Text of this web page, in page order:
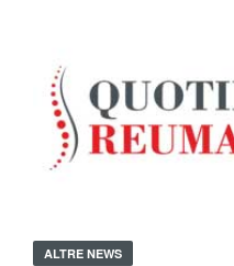
ALTRE NEWS